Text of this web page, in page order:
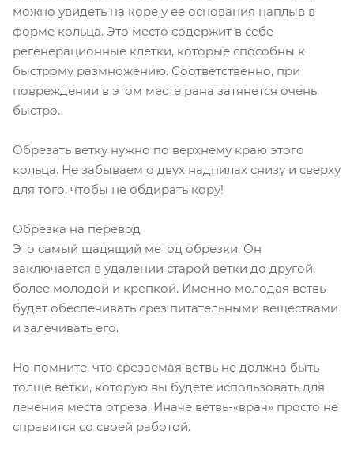
можно увидеть на коре у ее основания наплыв в
форме кольца. Это место содержит в себе
регенерационные клетки, которые способны к
быстрому размножению. Соответственно, при
повреждении в этом месте рана затянется очень
быстро.
Обрезать ветку нужно по верхнему краю этого
кольца. Не забываем о двух надпилах снизу и сверху
для того, чтобы не обдирать кору!
Обрезка на перевод
Это самый щадящий метод обрезки. Он
заключается в удалении старой ветки до другой,
более молодой и крепкой. Именно молодая ветвь
будет обеспечивать срез питательными веществами
и залечивать его.
Но помните, что срезаемая ветвь не должна быть
толще ветки, которую вы будете использовать для
лечения места отреза. Иначе ветвь-«врач» просто не
справится со своей работой.